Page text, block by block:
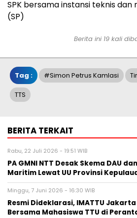
SPK bersama instansi teknis dan
(SP)
Berita ini 19 kali
Tag : #Simon Petrus Kamlasi
TTS
BERITA TERKAIT
Rabu, 22 Juli 2026 - 19:51 WIB
PA GMNI NTT Desak Skema DAU
Maritim Lewat UU Provinsi
Minggu, 7 Juni 2026 - 16:30 WIB
Resmi Dideklarasi, IMATTU
Bersama Mahasiswa TTU di